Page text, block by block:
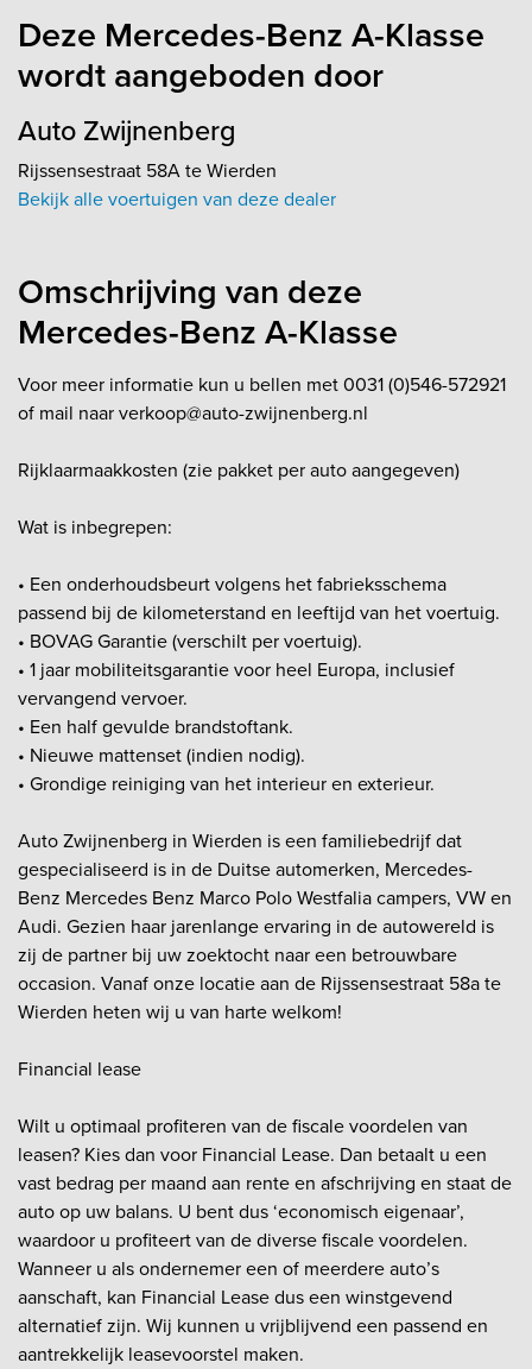
Deze Mercedes-Benz A-Klasse
wordt aangeboden door
Auto Zwijnenberg
Rijssensestraat 58A te Wierden
Bekijk alle voertuigen van deze dealer
Omschrijving van deze
Mercedes-Benz A-Klasse
Voor meer informatie kun u bellen met 0031 (0)546-572921
of mail naar verkoop@auto-zwijnenberg.nl
Rijklaarmaakkosten (zie pakket per auto aangegeven)
Wat is inbegrepen:
• Een onderhoudsbeurt volgens het fabrieksschema
passend bij de kilometerstand en leeftijd van het voertuig.
• BOVAG Garantie (verschilt per voertuig).
• 1 jaar mobiliteitsgarantie voor heel Europa, inclusief
vervangend vervoer.
• Een half gevulde brandstoftank.
• Nieuwe mattenset (indien nodig).
• Grondige reiniging van het interieur en exterieur.
Auto Zwijnenberg in Wierden is een familiebedrijf dat
gespecialiseerd is in de Duitse automerken, Mercedes-
Benz Mercedes Benz Marco Polo Westfalia campers, VW en
Audi. Gezien haar jarenlange ervaring in de autowereld is
zij de partner bij uw zoektocht naar een betrouwbare
occasion. Vanaf onze locatie aan de Rijssensestraat 58a te
Wierden heten wij u van harte welkom!
Financial lease
Wilt u optimaal profiteren van de fiscale voordelen van
leasen? Kies dan voor Financial Lease. Dan betaalt u een
vast bedrag per maand aan rente en afschrijving en staat de
auto op uw balans. U bent dus ‘economisch eigenaar’,
waardoor u profiteert van de diverse fiscale voordelen.
Wanneer u als ondernemer een of meerdere auto’s
aanschaft, kan Financial Lease dus een winstgevend
alternatief zijn. Wij kunnen u vrijblijvend een passend en
aantrekkelijk leasevoorstel maken.